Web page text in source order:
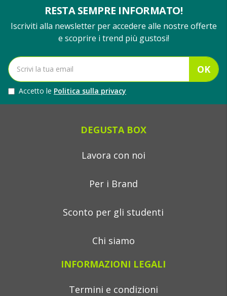
RESTA SEMPRE INFORMATO!
Iscriviti alla newsletter per accedere alle nostre offerte
e scoprire i trend più gustosi!
OK
Accetto le Politica sulla privacy
DEGUSTA BOX
Lavora con noi
Per i Brand
Sconto per gli studenti
Chi siamo
INFORMAZIONI LEGALI
Termini e condizioni